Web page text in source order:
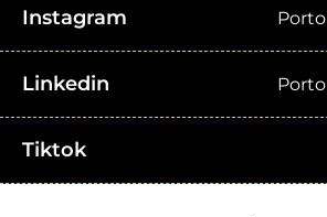
Instagram Porto
Linkedin Porto
Tiktok